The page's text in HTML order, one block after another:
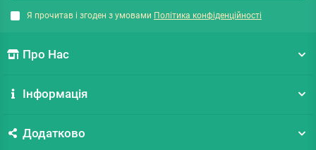
Я прочитав і згоден з умовами Політика конфіденційності
Про Нас
Інформація
Додатково